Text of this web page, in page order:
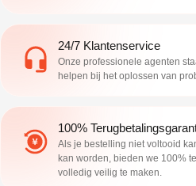
24/7 Klantenservice
Onze professionele agenten
helpen bij het oplossen van
100%
Als je bestelling niet voltooid
kan worden, bieden we 100%
volledig veilig te maken.